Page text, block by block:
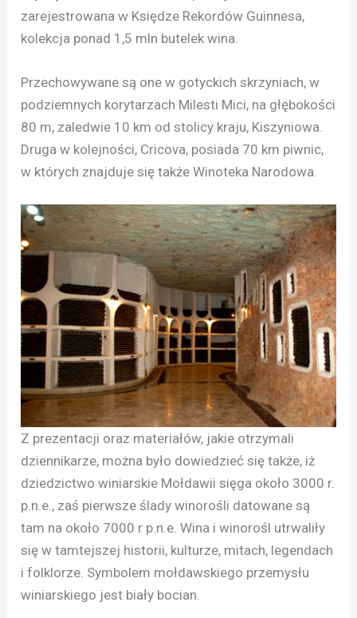
zarejestrowana w Księdze Rekordów Guinnesa,
kolekcja ponad 1,5 mln butelek wina.
Przechowywane są one w gotyckich skrzyniach, w
podziemnych korytarzach Milesti Mici, na głębokości
80 m, zaledwie 10 km od stolicy kraju, Kiszyniowa.
Druga w kolejności, Cricova, posiada 70 km piwnic,
w których znajduje się także Winoteka Narodowa.
Z prezentacji oraz materiałów, jakie otrzymali
dziennikarze, można było dowiedzieć się także, iż
dziedzictwo winiarskie Mołdawii sięga około 3000 r.
p.n.e., zaś pierwsze ślady winorośli datowane są
tam na około 7000 r p.n.e. Wina i winorośl utrwaliły
się w tamtejszej historii, kulturze, mitach, legendach
i folklorze. Symbolem mołdawskiego przemysłu
winiarskiego jest biały bocian.